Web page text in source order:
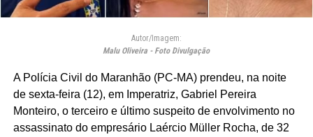
Autor/Imagem:
Malu Oliveira - Foto Divulgação
A Polícia Civil do Maranhão (PC-MA) prendeu, na noite
de sexta-feira (12), em Imperatriz, Gabriel Pereira
Monteiro, o terceiro e último suspeito de envolvimento no
assassinato do empresário Laércio Müller Rocha, de 32